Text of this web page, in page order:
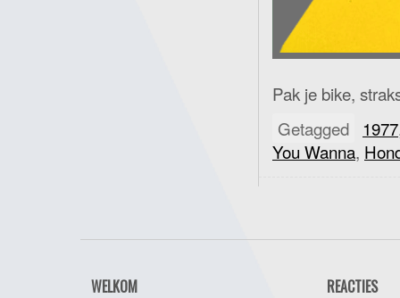
Pak je bike,
Getagged
1977
You Wanna,
WELKOM REACTIES